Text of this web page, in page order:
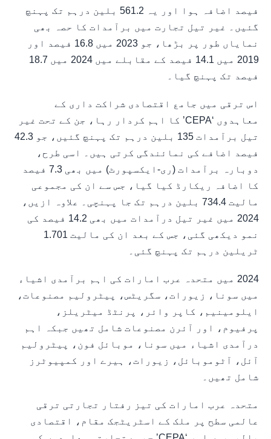
فیصد اضافہ ہوا اور یہ 561.2 بلین درہم تک پہنچ
گئیں۔ غیر تیل تجارت میں برآمدات کا حصہ بھی
نمایاں طور پر بڑھا، جو 2023 میں 16.8 فیصد اور
2019 میں 14.1 فیصد کے مقابلے میں 2024 میں 18.7
فیصد تک پہنچ گیا۔
اس ترقی میں جامع اقتصادی شراکت داری کے
معاہدوں ‘CEPA’ کا اہم کردار رہا، جن کے تحت غیر
تیل برآمدات 135 بلین درہم تک پہنچ گئیں، جو 42.3
فیصد اضافے کی نمائندگی کرتی ہیں۔ اسی طرح،
دوبارہ برآمدات (ری-ایکسپورٹ) میں بھی 7.3 فیصد
کا اضافہ ریکارڈ کیا گیا، جس سے ان کی مجموعی
مالیت 734.4 بلین درہم تک جا پہنچی۔ علاوہ ازیں،
2024 میں غیر تیل درآمدات میں بھی 14.2 فیصد کی
نمو دیکھی گئی، جس کے بعد ان کی مالیت 1.701
ٹریلین درہم تک پہنچ گئی۔
2024 میں متحدہ عرب امارات کی اہم برآمدی اشیاء
میں سونا، زیورات، سگریٹس، پیٹرولیم مصنوعات،
ایلومینیم، کاپر وائر، پرنٹڈ میٹریلز،
پرفیوم، اور آئرن مصنوعات شامل تھیں جبکہ اہم
درآمدی اشیاء میں سونا، موبائل فون، پیٹرولیم
آئل، آٹوموبائل، زیورات، ہیرے اور کمپیوٹرز
شامل تھیں۔
متحدہ عرب امارات کی تیز رفتار تجارتی ترقی
عالمی سطح پر ملک کے اسٹریٹجک مقام، اقتصادی